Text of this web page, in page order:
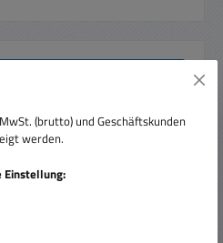
herkömmlichen NiCd Zellen
(brutto) und Geschäftskunden
werden.
Einstellung: